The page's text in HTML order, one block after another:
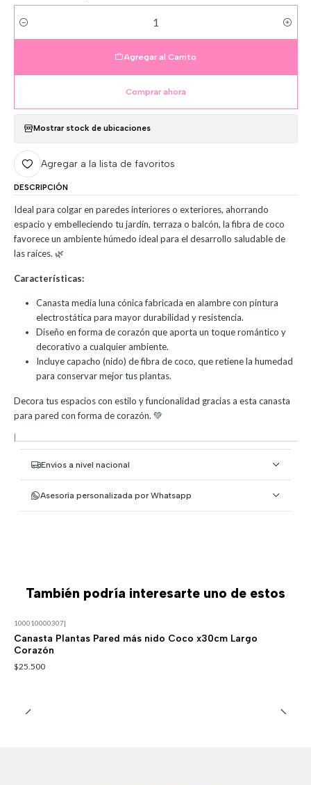
Cantidad
Agregar al Carrito
Comprar ahora
Mostrar stock de ubicaciones
Agregar a la lista de favoritos
DESCRIPCIÓN
Ideal para colgar en paredes interiores o exteriores, ahorrando
espacio y embelleciendo tu jardín, terraza o balcón, la fibra de coco
favorece un ambiente húmedo ideal para el desarrollo saludable de
las raíces. 🌿
Características:
Canasta media luna cónica fabricada en alambre con pintura
electrostática para mayor durabilidad y resistencia.
Diseño en forma de corazón que aporta un toque romántico y
decorativo a cualquier ambiente.
Incluye capacho (nido) de fibra de coco, que retiene la humedad
para conservar mejor tus plantas.
Decora tus espacios con estilo y funcionalidad gracias a esta canasta
para pared con forma de corazón. 💚
Envíos a nivel nacional
Asesoría personalizada por Whatsapp
También podría interesarte uno de estos
100010000307|
Canasta Plantas Pared más nido Coco x30cm Largo
Corazón
$25.500